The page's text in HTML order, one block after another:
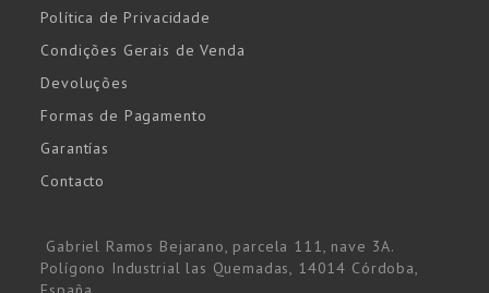
Política de Privacidade
Condições Gerais de Venda
Devoluções
Formas de Pagamento
Garantías
Contacto
Gabriel Ramos Bejarano, parcela 111, nave 3A.
Polígono Industrial las Quemadas, 14014 Córdoba,